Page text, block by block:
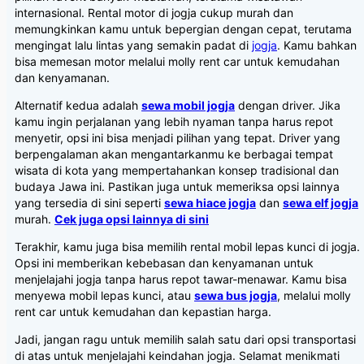
internasional. Rental motor di jogja cukup murah dan
memungkinkan kamu untuk bepergian dengan cepat, terutama
mengingat lalu lintas yang semakin padat di jogja. Kamu bahkan
bisa memesan motor melalui molly rent car untuk kemudahan
dan kenyamanan.
Alternatif kedua adalah sewa mobil jogja dengan driver. Jika
kamu ingin perjalanan yang lebih nyaman tanpa harus repot
menyetir, opsi ini bisa menjadi pilihan yang tepat. Driver yang
berpengalaman akan mengantarkanmu ke berbagai tempat
wisata di kota yang mempertahankan konsep tradisional dan
budaya Jawa ini. Pastikan juga untuk memeriksa opsi lainnya
yang tersedia di sini seperti sewa hiace jogja dan sewa elf jogja
murah. Cek juga opsi lainnya di sini
Terakhir, kamu juga bisa memilih rental mobil lepas kunci di jogja.
Opsi ini memberikan kebebasan dan kenyamanan untuk
menjelajahi jogja tanpa harus repot tawar-menawar. Kamu bisa
menyewa mobil lepas kunci, atau sewa bus jogja, melalui molly
rent car untuk kemudahan dan kepastian harga.
Jadi, jangan ragu untuk memilih salah satu dari opsi transportasi
di atas untuk menjelajahi keindahan jogja. Selamat menikmati